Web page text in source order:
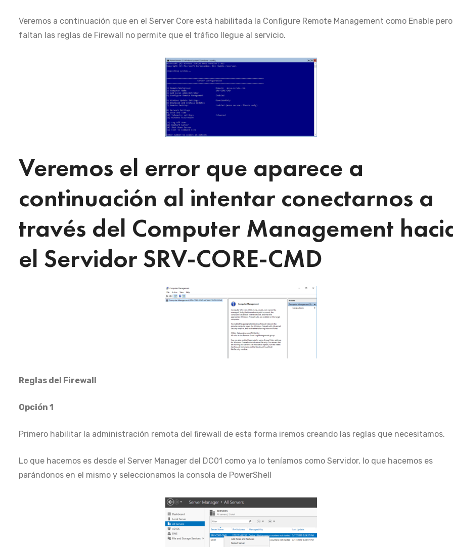
Veremos a continuación que en el Server Core está habilitada la Configure Remote Management como Enable pero
faltan las reglas de Firewall no permite que el tráfico llegue al servicio.
Veremos el error que aparece a
continuación al intentar conectarnos a
través del Computer Management
el Servidor SRV-CORE-CMD
Reglas del Firewall
Opción 1
Primero habilitar la administración remota del firewall de esta forma iremos creando las reglas que necesitamos.
Lo que hacemos es desde el Server Manager del DC01 como ya lo teníamos como Servidor, lo que hacemos es
parándonos en el mismo y seleccionamos la consola de PowerShell